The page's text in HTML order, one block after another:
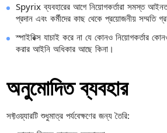
Spyrix ব্যবহারের আগে নিয়োগকর্তারা সমস্ত আইনত
প্রদান এবং কর্মীদের কাছ থেকে প্রয়োজনীয় সম্মতি
স্পাইরিক্স যাচাই করে না যে কোনও নিয়োগকর্তার কোনও
করার আইনি অধিকার আছে কিনা।
অনুমোদিত ব্যবহার
সফ্টওয়্যারটি শুধুমাত্র পর্যবেক্ষণের জন্য তৈরি: